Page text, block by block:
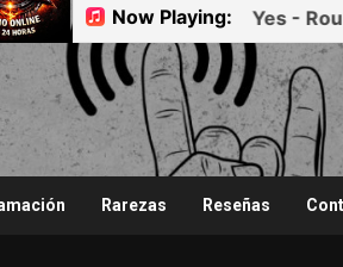
Rarezas Reseñas